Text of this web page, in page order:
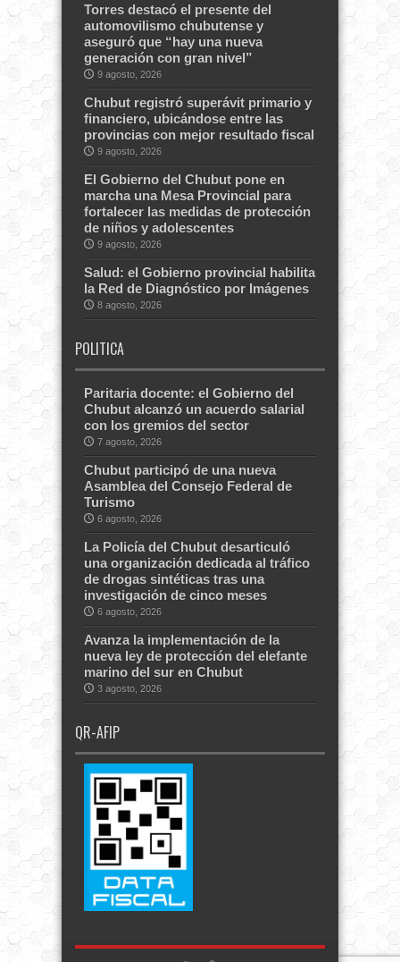
Torres destacó el presente del
automovilismo chubutense y
aseguró que “hay una nueva
generación con gran nivel”
9 agosto, 2026
Chubut registró superávit primario y
financiero, ubicándose entre las
provincias con mejor resultado fiscal
9 agosto, 2026
El Gobierno del Chubut pone en
marcha una Mesa Provincial para
fortalecer las medidas de protección
de niños y adolescentes
9 agosto, 2026
Salud: el Gobierno provincial habilita
la Red de Diagnóstico por Imágenes
8 agosto, 2026
POLITICA
Paritaria docente: el Gobierno del
Chubut alcanzó un acuerdo salarial
con los gremios del sector
7 agosto, 2026
Chubut participó de una nueva
Asamblea del Consejo Federal de
Turismo
6 agosto, 2026
La Policía del Chubut desarticuló
una organización dedicada al tráfico
de drogas sintéticas tras una
investigación de cinco meses
6 agosto, 2026
Avanza la implementación de la
nueva ley de protección del elefante
marino del sur en Chubut
3 agosto, 2026
QR-AFIP